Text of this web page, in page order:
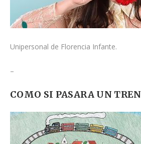
Unipersonal de Florencia Infante.
–
COMO SI PASARA UN TREN